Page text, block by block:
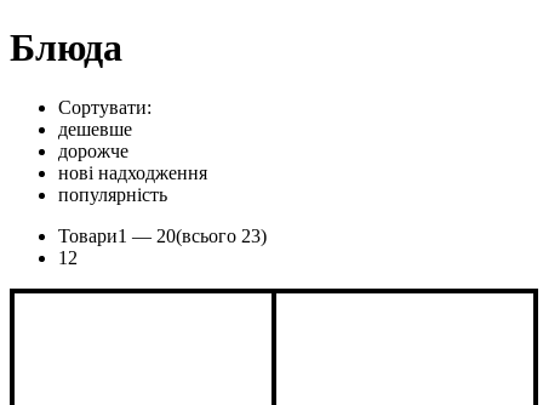
Блюда
Сортувати:
дешевше
дорожче
нові надходження
популярність
Товари1 — 20(всього 23)
1 2